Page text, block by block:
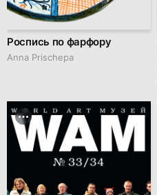
Роспись по фарфору
Anna Prischepa